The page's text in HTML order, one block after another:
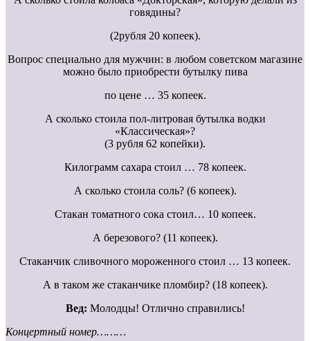
говядины?
(2рубля 20 копеек).
Вопрос специально для мужчин: в любом советском магазине
можно было приобрести бутылку пива
по цене … 35 копеек.
А сколько стоила пол-литровая бутылка водки
«Классическая»?
(3 рубля 62 копейки).
Килограмм сахара стоил … 78 копеек.
А сколько стоила соль? (6 копеек).
Стакан томатного сока стоил… 10 копеек.
А березового? (11 копеек).
Стаканчик сливочного мороженного стоил … 13 копеек.
А в таком же стаканчике пломбир? (18 копеек).
Вед: Молодцы! Отлично справились!
Концертный номер………